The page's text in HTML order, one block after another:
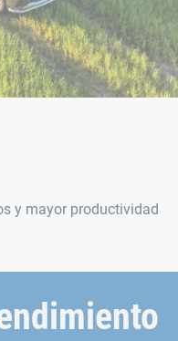
y mayor productividad